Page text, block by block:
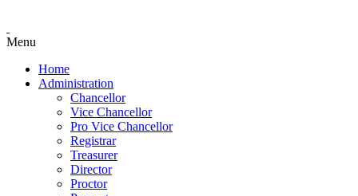
Menu
Home
Administration
Chancellor
Vice Chancellor
Pro Vice Chancellor
Registrar
Treasurer
Director
Proctor